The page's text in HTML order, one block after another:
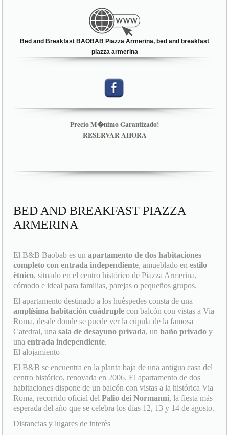
Bed and Breakfast BAOBAB Piazza Armerina, bed and breakfast
piazza armerina
Precio M�nimo Garantizado!
RESERVAR AHORA
ARMERINA
ètnico, situado en el centro histórico de Piazza Armerina,
cómodo e ideal para familias, parejas o pequeños grupos.
El apartamento destinado a los huèspedes consta de una
Roma, desde donde se puede ver la cúpula de la famosa
Catedral, unasala de desayuno privada, unbaño privado y
unaentrada independiente.
El alojamiento
El B&B se encuentra en la planta baja de una antigua casa del
habitaciones dispone de un balcón con vistas a la histórica Via
Roma, recorrido oficial delPalio dei Normanni, la fiesta más
esperada del año que se celebra los días 12, 13 y 14 de agosto.
Distancias y lugares de interès
El B&B se encuentra a pocos pasos de: